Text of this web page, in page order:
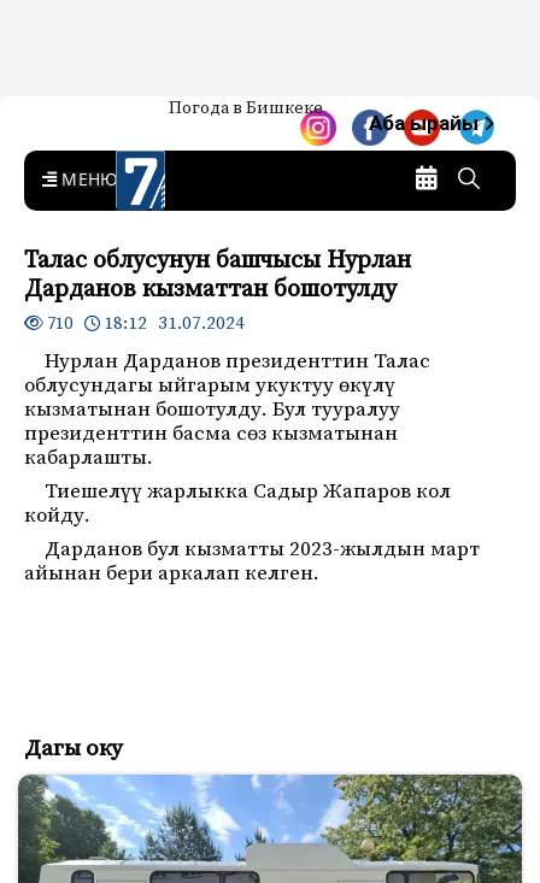
7-канал. Жаңылыктар —
Кыргызстан
Жаңылыктар — Кыргызстан
Погода в Бишкеке
Аба ырайы
MENU
Талас облусунун башчысы Нурлан
Дарданов кызматтан бошотулду
710 18:12 31.07.2024
Нурлан Дарданов президенттин Талас
облусундагы ыйгарым укуктуу өкүлү
кызматынан бошотулду. Бул тууралуу
президенттин басма сөз кызматынан
кабарлашты.
Тиешелүү жарлыкка Садыр Жапаров кол
койду.
Дарданов бул кызматты 2023-жылдын март
айынан бери аркалап келген.
Дагы оку